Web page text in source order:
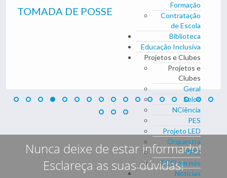
Formação
Contratação
de Escola
Biblioteca
Educação Inclusiva
Projetos e Clubes
Projetos e
Clubes
Geral
Selos
NCiência
PES
Projeto LED
Orquestra
PFCI
ECO em nós
Notícias
TOMADA DE POSSE
Nunca deixe de estar informado!
Esclareça as suas dúvidas!